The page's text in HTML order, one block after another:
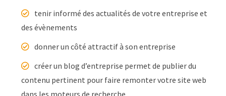
tenir informé des actualités de votre entreprise et
des évènements
donner un côté attractif à son entreprise
créer un blog d’entreprise permet de publier du
contenu pertinent pour faire remonter votre site web